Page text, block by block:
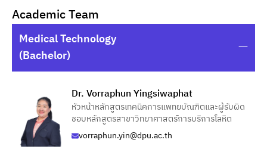
Academic Team
Medical Technology
(Bachelor)
Dr. Vorraphun Yingsiwaphat
หัวหน้าหลักสูตรเทคนิคการแพทยบัณฑิตและผู้รับผิด
ชอบหลักสูตรสาขาวิทยาศาสตร์การบริการโลหิต
vorraphun.yin@dpu.ac.th